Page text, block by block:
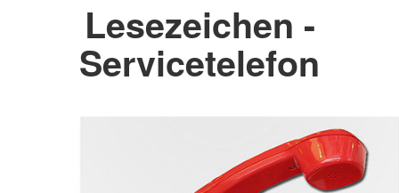
Lesezeichen -
Servicetelefon